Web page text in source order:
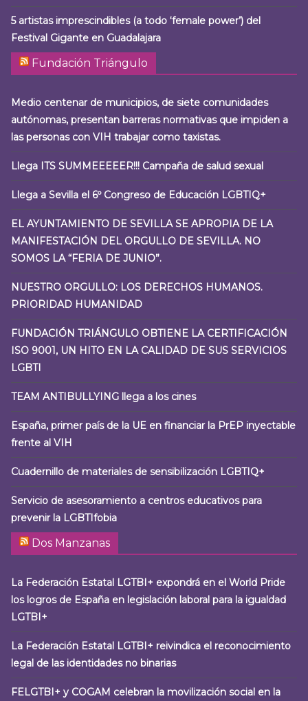
5 artistas imprescindibles (a todo ‘female power’) del
Festival Gigante en Guadalajara
Fundación Triángulo
Medio centenar de municipios, de siete comunidades
autónomas, presentan barreras normativas que impiden a
las personas con VIH trabajar como taxistas.
Llega ITS SUMMEEEEER!!! Campaña de salud sexual
Llega a Sevilla el 6º Congreso de Educación LGBTIQ+
EL AYUNTAMIENTO DE SEVILLA SE APROPIA DE LA
MANIFESTACIÓN DEL ORGULLO DE SEVILLA. NO
SOMOS LA “FERIA DE JUNIO”.
NUESTRO ORGULLO: LOS DERECHOS HUMANOS.
PRIORIDAD HUMANIDAD
FUNDACIÓN TRIÁNGULO OBTIENE LA CERTIFICACIÓN
ISO 9001, UN HITO EN LA CALIDAD DE SUS SERVICIOS
LGBTI
TEAM ANTIBULLYING llega a los cines
España, primer país de la UE en financiar la PrEP inyectable
frente al VIH
Cuadernillo de materiales de sensibilización LGBTIQ+
Servicio de asesoramiento a centros educativos para
prevenir la LGBTIfobia
Dos Manzanas
La Federación Estatal LGTBI+ expondrá en el World Pride
los logros de España en legislación laboral para la igualdad
LGTBI+
La Federación Estatal LGTBI+ reivindica el reconocimiento
legal de las identidades no binarias
FELGTBI+ y COGAM celebran la movilización social en la